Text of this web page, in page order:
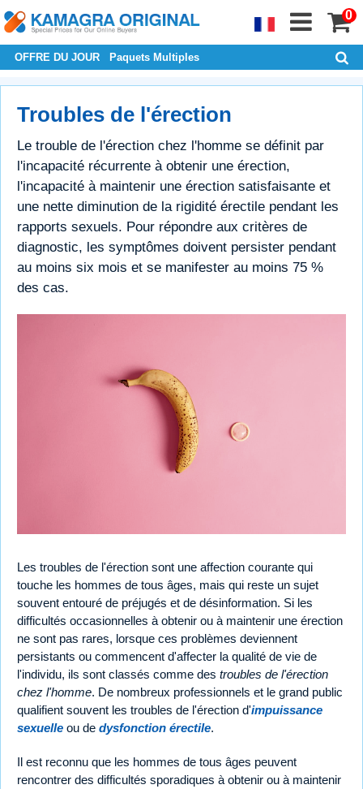
0
OFFRE DU JOUR Paquets Multiples
Troubles de l'érection
Le trouble de l'érection chez l'homme se définit par
l'incapacité récurrente à obtenir une érection,
l'incapacité à maintenir une érection satisfaisante et
une nette diminution de la rigidité érectile pendant les
rapports sexuels. Pour répondre aux critères de
diagnostic, les symptômes doivent persister pendant
au moins six mois et se manifester au moins 75 %
des cas.
Les troubles de l'érection sont une affection courante qui
touche les hommes de tous âges, mais qui reste un sujet
souvent entouré de préjugés et de désinformation. Si les
difficultés occasionnelles à obtenir ou à maintenir une érection
ne sont pas rares, lorsque ces problèmes deviennent
persistants ou commencent d'affecter la qualité de vie de
l'individu, ils sont classés comme des troubles de l'érection
chez l'homme. De nombreux professionnels et le grand public
qualifient souvent les troubles de l'érection d'impuissance
sexuelle ou de dysfonction érectile.
Il est reconnu que les hommes de tous âges peuvent
rencontrer des difficultés sporadiques à obtenir ou à maintenir